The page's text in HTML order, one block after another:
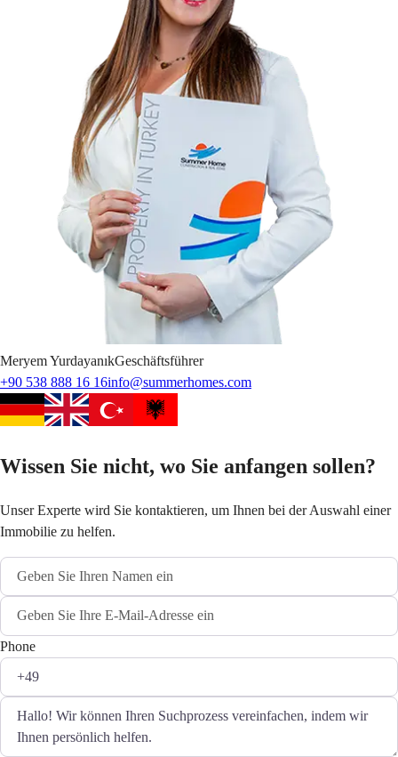
MeryemYurdayanıkGeschäftsführer
+90 538 888 16 16info@summerhomes.com
Wissen Sie nicht, wo Sie anfangen sollen?
Unser Experte wird Sie kontaktieren, um Ihnen bei der Auswahl einer
Immobilie zu helfen.
Phone